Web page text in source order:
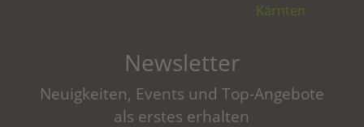
Kärnten
Newsletter
Neuigkeiten, Events und Top-Angebote
als erstes erhalten